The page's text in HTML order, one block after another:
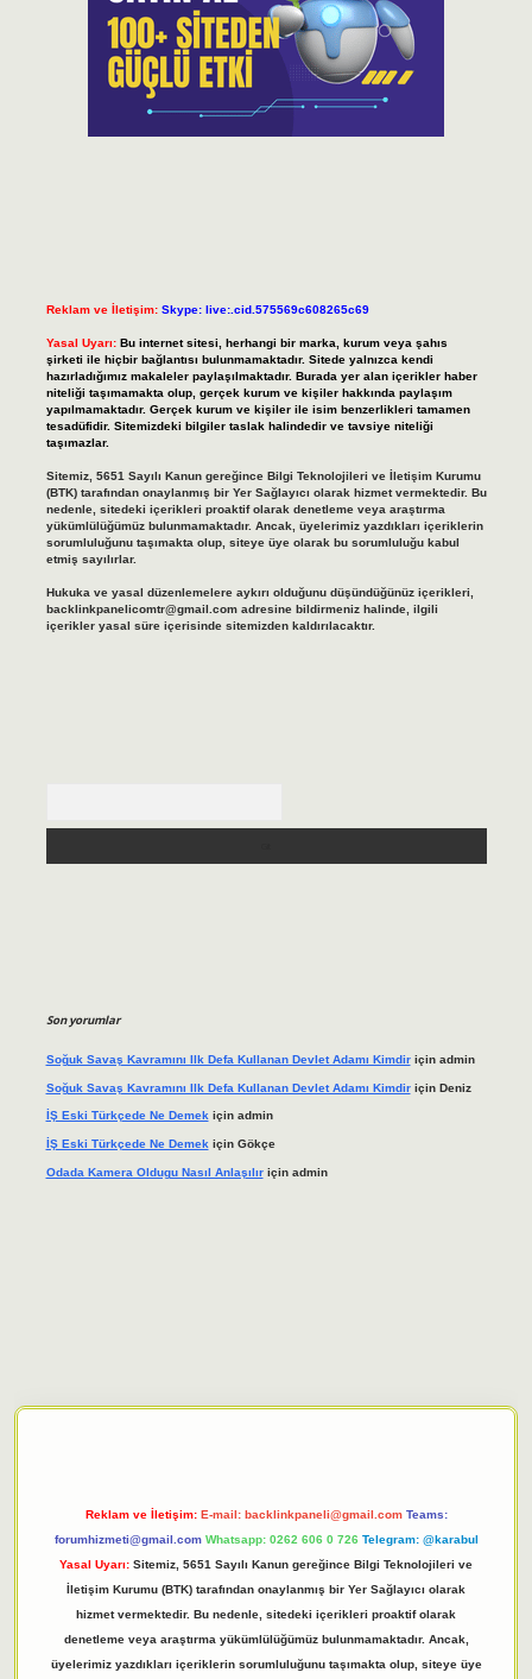
Reklam ve İletişim: Skype: live:.cid.575569c608265c69
Yasal Uyarı: Bu internet sitesi, herhangi bir marka, kurum veya şahıs
şirketi ile hiçbir bağlantısı bulunmamaktadır. Sitede yalnızca kendi
hazırladığımız makaleler paylaşılmaktadır. Burada yer alan içerikler haber
niteliği taşımamakta olup, gerçek kurum ve kişiler hakkında paylaşım
yapılmamaktadır. Gerçek kurum ve kişiler ile isim benzerlikleri tamamen
tesadüfidir. Sitemizdeki bilgiler taslak halindedir ve tavsiye niteliği
taşımazlar.
Sitemiz, 5651 Sayılı Kanun gereğince Bilgi Teknolojileri ve İletişim Kurumu
(BTK) tarafından onaylanmış bir Yer Sağlayıcı olarak hizmet vermektedir. Bu
nedenle, sitedeki içerikleri proaktif olarak denetleme veya araştırma
yükümlülüğümüz bulunmamaktadır. Ancak, üyelerimiz yazdıkları içeriklerin
sorumluluğunu taşımakta olup, siteye üye olarak bu sorumluluğu kabul
etmiş sayılırlar.
Hukuka ve yasal düzenlemelere aykırı olduğunu düşündüğünüz içerikleri,
backlinkpanelicomtr@gmail.comadresine bildirmeniz halinde, ilgili
içerikler yasal süre içerisinde sitemizden kaldırılacaktır.
Son yorumlar
Soğuk Savaş Kavramını Ilk Defa Kullanan Devlet Adamı Kimdiriçin admin
Soğuk Savaş Kavramını Ilk Defa Kullanan Devlet Adamı Kimdiriçin Deniz
İŞ Eski Türkçede Ne Demekiçin admin
İŞ Eski Türkçede Ne Demek için Gökçe
Odada Kamera Oldugu Nasıl Anlaşılıriçin admin
Reklam ve İletişim: E-mail: backlinkpaneli@gmail.com Teams:
forumhizmeti@gmail.com Whatsapp: 0262 606 0 726 Telegram: @karabul
Yasal Uyarı: Sitemiz, 5651 Sayılı Kanun gereğince Bilgi Teknolojileri ve
İletişim Kurumu (BTK) tarafından onaylanmış bir Yer Sağlayıcı olarak
hizmet vermektedir. Bu nedenle, sitedeki içerikleri proaktif olarak
denetleme veya araştırma yükümlülüğümüz bulunmamaktadır. Ancak,
üyelerimiz yazdıkları içeriklerin sorumluluğunu taşımakta olup, siteye üye